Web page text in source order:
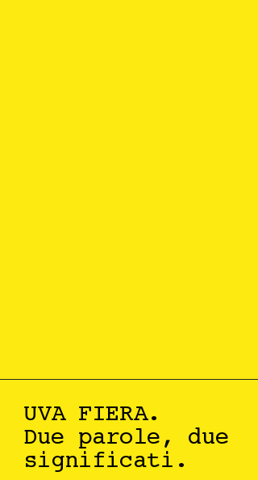
UVA FIERA.
Due parole, due
significati.